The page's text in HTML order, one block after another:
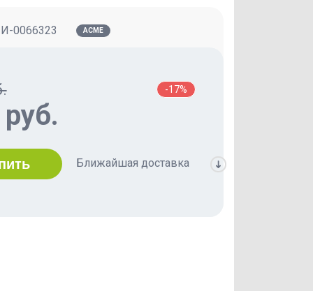
И-0066323 ACME
-17%
Ближайшая доставка